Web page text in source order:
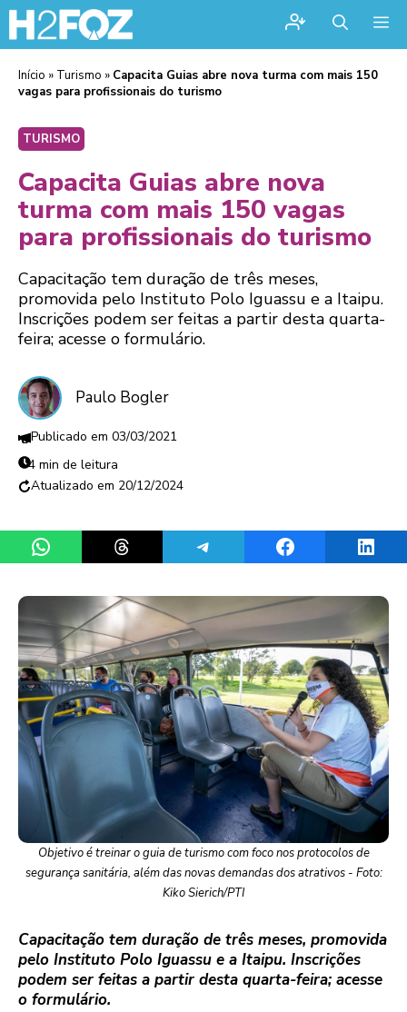
Início » Turismo » Capacita Guias abre nova turma com mais 150
vagas para profissionais do turismo
TURISMO
Capacita Guias abre nova
turma com mais 150 vagas
para profissionais do turismo
Capacitação tem duração de três meses,
promovida pelo Instituto Polo Iguassu e a Itaipu.
Inscrições podem ser feitas a partir desta quarta-
feira; acesse o formulário.
Paulo Bogler
03/03/2021
4 min de leitura
20/12/2024
Share on WhatsAppShare on ThreadsShare on TelegramShare on Facebook
Objetivo é treinar o guia de turismo com foco nos protocolos de
segurança sanitária, além das novas demandas dos atrativos - Foto:
Kiko Sierich/PTI
Capacitação tem duração de três meses, promovida
pelo Instituto Polo Iguassu e a Itaipu. Inscrições
podem ser feitas a partir desta quarta-feira; acesse
o formulário.